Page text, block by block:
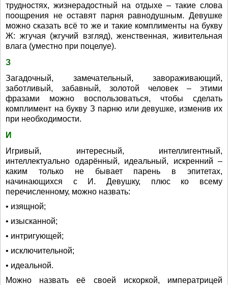
трудностях, жизнерадостный на отдыхе – такие слова
поощрения не оставят парня равнодушным. Девушке
можно сказать всё то же и такие комплименты на букву
Ж: жгучая (жгучий взгляд), женственная, живительная
влага (уместно при поцелуе).
З
Загадочный, замечательный, завораживающий,
заботливый, забавный, золотой человек – этими
фразами можно воспользоваться, чтобы сделать
комплимент на букву З парню или девушке, изменив их
при необходимости.
И
Игривый, интересный, интеллигентный,
интеллектуально одарённый, идеальный, искренний –
каким только не бывает парень в эпитетах,
начинающихся с И. Девушку, плюс ко всему
перечисленному, можно назвать:
• изящной;
• изысканной;
• интригующей;
• исключительной;
• идеальной.
Можно назвать её своей искоркой, императрицей